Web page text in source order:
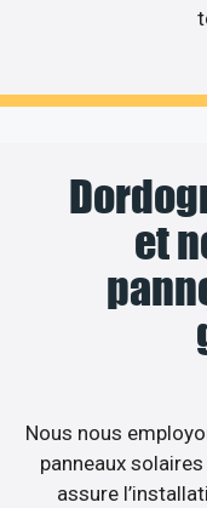
et
Nous nous
panneaux
assure